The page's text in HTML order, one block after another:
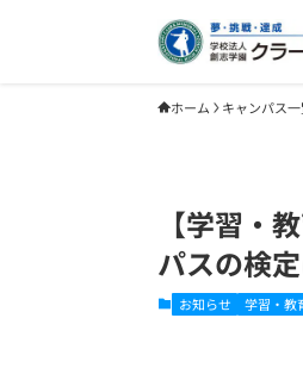
ホーム キャンパス
【学習・
パスの検
お知らせ 学習・教